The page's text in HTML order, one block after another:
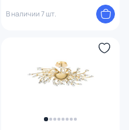
В наличии 7 шт.